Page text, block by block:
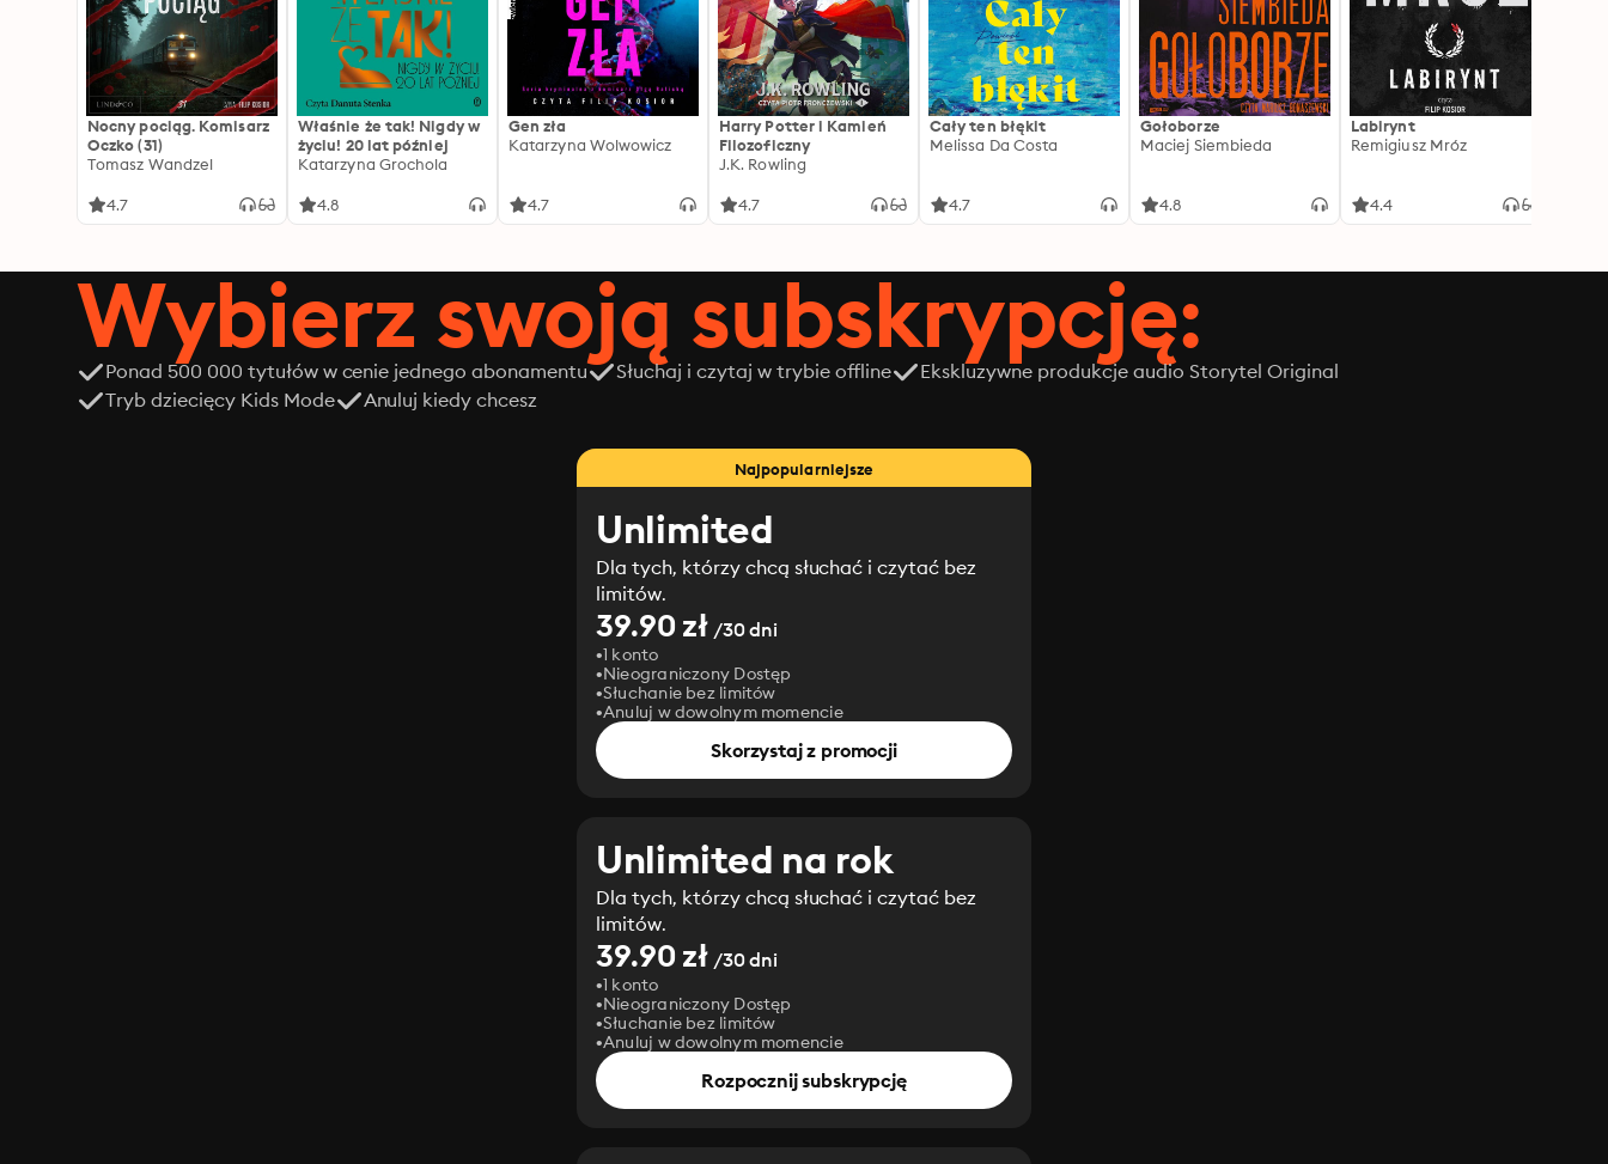
Nocny pociąg. Komisarz
Oczko (31)
Tomasz Wandzel
4.7
Właśnie że tak! Nigdy w
życiu! 20 lat później
Katarzyna Grochola
4.8
Gen zła
Katarzyna Wolwowicz
4.7
Harry Potter i Kamień
Filozoficzny
J.K. Rowling
4.7
Cały ten błękit
Melissa Da Costa
4.7
Gołoborze
Maciej Siembieda
4.8
Labirynt
Remigiusz Mróz
4.4
Wybierz swoją subskrypcję:
Ponad 500 000 tytułów w cenie jednego abonamentu Słuchaj i czytaj w trybie offline
Ekskluzywne produkcje audio Storytel Original
Tryb dziecięcy Kids Mode
Anuluj kiedy chcesz
Najpopularniejsze
Unlimited
Dla tych, którzy chcą słuchać i czytać bez
limitów.
39.90 zł/30 dni
1 konto
Nieograniczony Dostęp
Słuchanie bez limitów
Anuluj w dowolnym momencie
Skorzystaj z promocji
Unlimited na rok
Dla tych, którzy chcą słuchać i czytać bez
limitów.
39.90 zł/30 dni
1 konto
Nieograniczony Dostęp
Słuchanie bez limitów
Anuluj w dowolnym momencie
Rozpocznij subskrypcję